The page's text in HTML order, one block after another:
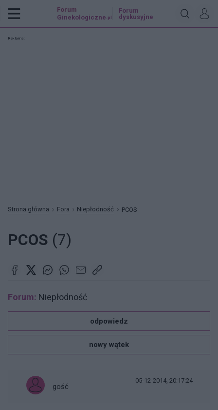
Forum
Ginekologiczne .pl
Forum
dyskusyjne
Reklama:
Strona główna Fora Niepłodność PCOS
PCOS (7)
Forum: Niepłodność
odpowiedz
nowy wątek
gość
05-12-2014, 20:17:24